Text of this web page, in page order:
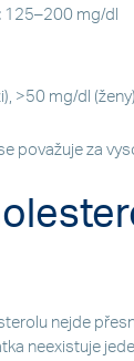
125–200 mg/dl
>50 mg/dl (ženy)
považuje za
nejde
neexistuje